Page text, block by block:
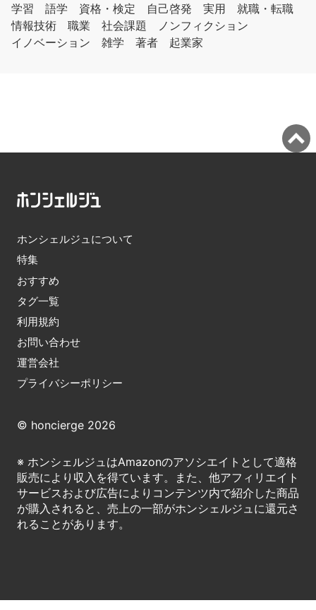
学習
語学 資格・検定 自己啓発 実用
就職・転職
情報技術
職業 社会課題
ノンフィクション
イノベーション
雑学 著者 起業家
ホンシェルジュについて
特集
おすすめ
タグ一覧
利用規約
お問い合わせ
運営会社
プライバシーポリシー
© honcierge 2026
※ ホンシェルジュはAmazonのアソシエイトとして適格
販売により収入を得ています。また、他アフィリエイト
サービスおよび広告によりコンテンツ内で紹介した商品
が購入されると、売上の一部がホンシェルジュに還元さ
れることがあります。